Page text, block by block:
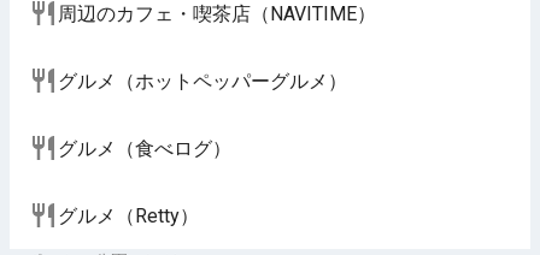
周辺のカフェ・喫茶店（NAVITIME）
グルメ（ホットペッパーグルメ）
グルメ（食べログ）
グルメ（Retty）